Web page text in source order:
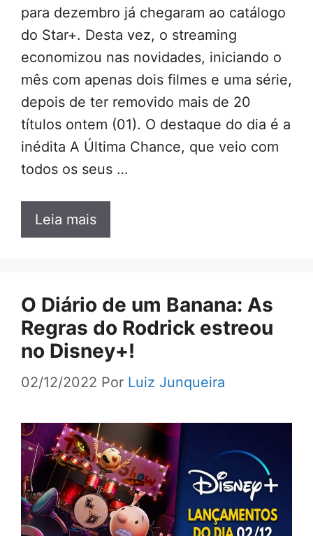
para dezembro já chegaram ao catálogo
do Star+. Desta vez, o streaming
economizou nas novidades, iniciando o
mês com apenas dois filmes e uma série,
depois de ter removido mais de 20
títulos ontem (01). O destaque do dia é a
inédita A Última Chance, que veio com
todos os seus …
Leia mais
O Diário de um Banana: As
Regras do Rodrick estreou
no Disney+!
02/12/2022 Por Luiz Junqueira